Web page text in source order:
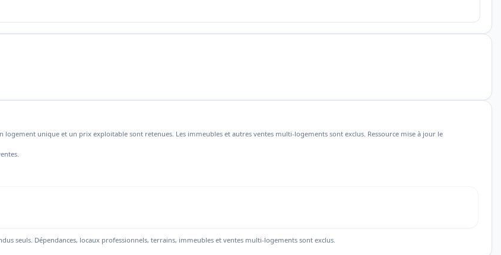
logement unique et un prix exploitable sont retenues. Les immeubles et autres ventes multi-logements sont exclus. Ressource mise à jour le
seuls. Dépendances, locaux professionnels, terrains, immeubles et ventes multi-logements sont exclus.